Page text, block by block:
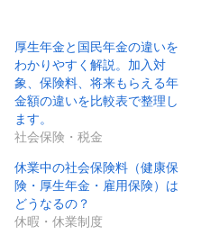
厚生年金と国民年金の違いを
わかりやすく解説。加入対
象、保険料、将来もらえる年
金額の違いを比較表で整理し
ます。
社会保険・税金
休業中の社会保険料（健康保
険・厚生年金・雇用保険）は
どうなるの？
休暇・休業制度